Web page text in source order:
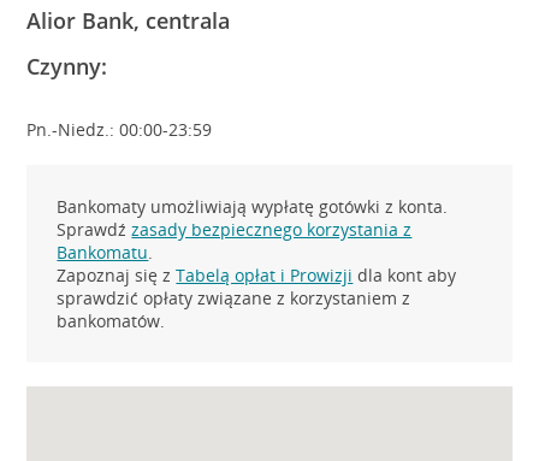
Alior Bank, centrala
Czynny:
Pn.-Niedz.: 00:00-23:59
Bankomaty umożliwiają wypłatę gotówki z konta.
Sprawdźzasady bezpiecznego korzystania z
Bankomatu.
Zapoznaj się zTabelą opłat i Prowizji dla kont aby
sprawdzić opłaty związane z korzystaniem z
bankomatów.